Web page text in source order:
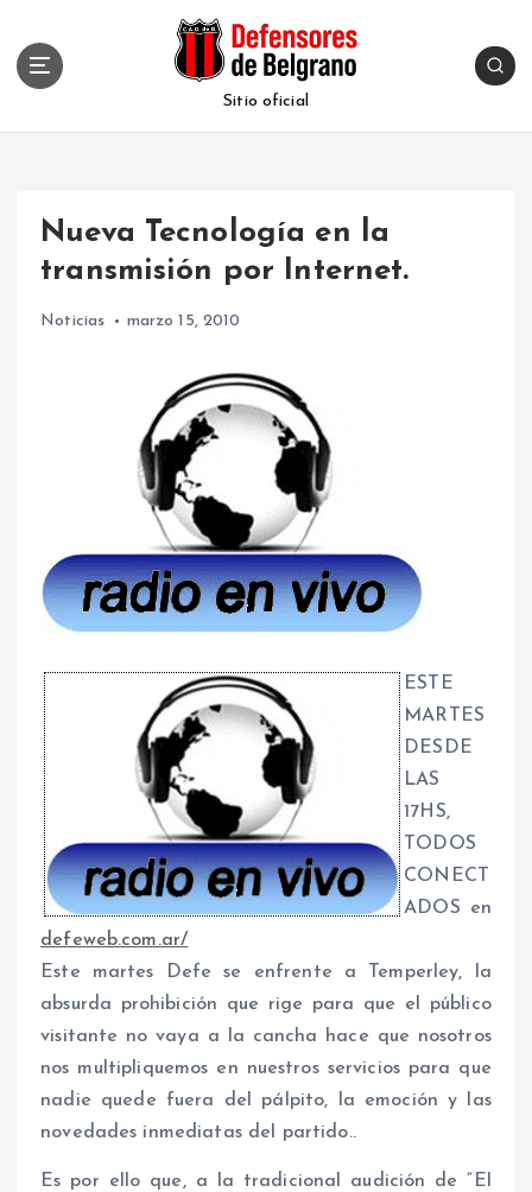
Sitio oficial
Nueva Tecnología en la
transmisión por Internet.
Noticias marzo 15, 2010
ESTE
MARTES
DESDE
LAS
17HS,
TODOS
CONECT
ADOS en
defeweb.com.ar/
Este martes Defe se enfrente a Temperley, la
absurda prohibición que rige para que el público
visitante no vaya a la cancha hace que nosotros
nos multipliquemos en nuestros servicios para que
nadie quede fuera del pálpito, la emoción y las
novedades inmediatas del partido..
Es por ello que, a la tradicional audición de “El